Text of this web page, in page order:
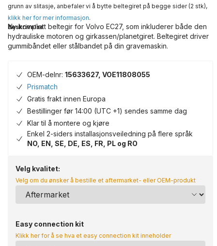
grunn av slitasje, anbefaler vi å bytte beltegiret på begge sider (2 stk),
klikk her for mer informasjon.
Beskrivelse
Ny komplett beltegir for Volvo EC27, som inkluderer både den
hydrauliske motoren og girkassen/planetgiret. Beltegiret driver
gummibåndet eller stålbandet på din gravemaskin.
OEM-delnr: 15633627, VOE11808055
Prismatch
Gratis frakt innen Europa
Bestillinger før 14:00 (UTC +1) sendes samme dag
Klar til å montere og kjøre
Enkel 2-siders installasjonsveiledning på flere språk
NO, EN, SE, DE, ES, FR, PL og RO
Velg kvalitet:
Velg om du ønsker å bestille et aftermarket- eller OEM-produkt
Easy connection kit
Klikk her for å se hva et easy connection kit inneholder